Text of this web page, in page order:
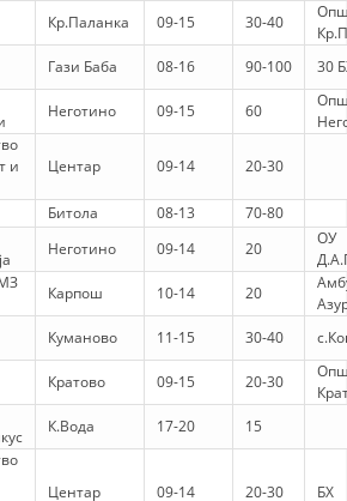
DORACAKË
STRATEGJI
EDUKATIVO INFORMATIV
BROCHURES
PRESENTATIONS
Кр.Паланка 09-15 30-40
Гази Баба 08-16 90-100 30
Неготино 09-15 60
и
Центар 09-14 20-30
Битола 08-13
70-80
Неготино 09-14 20
ОУ
Карпош 10-14 20
Куманово 11-15 30-40
Кратово 09-15 20-30
К.Вода 17-20 15
Центар 09-14 20-30 БХ